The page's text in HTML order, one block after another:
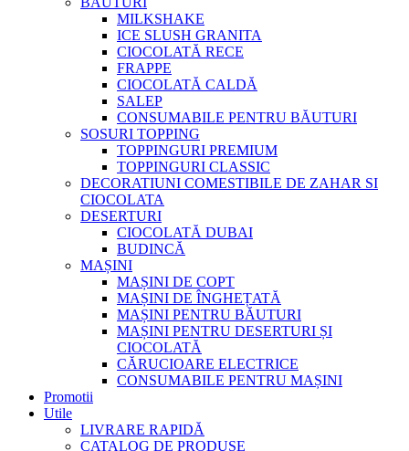
MILKSHAKE
ICE SLUSH GRANITA
CIOCOLATĂ RECE
FRAPPE
CIOCOLATĂ CALDĂ
SALEP
CONSUMABILE PENTRU BĂUTURI
SOSURI TOPPING
TOPPINGURI PREMIUM
TOPPINGURI CLASSIC
DECORATIUNI COMESTIBILE DE ZAHAR SI
CIOCOLATA
DESERTURI
CIOCOLATĂ DUBAI
BUDINCĂ
MAȘINI
MAȘINI DE COPT
MAȘINI DE ÎNGHEȚATĂ
MAȘINI PENTRU BĂUTURI
MAȘINI PENTRU DESERTURI ȘI
CIOCOLATĂ
CĂRUCIOARE ELECTRICE
CONSUMABILE PENTRU MAȘINI
Promotii
Utile
LIVRARE RAPIDĂ
CATALOG DE PRODUSE